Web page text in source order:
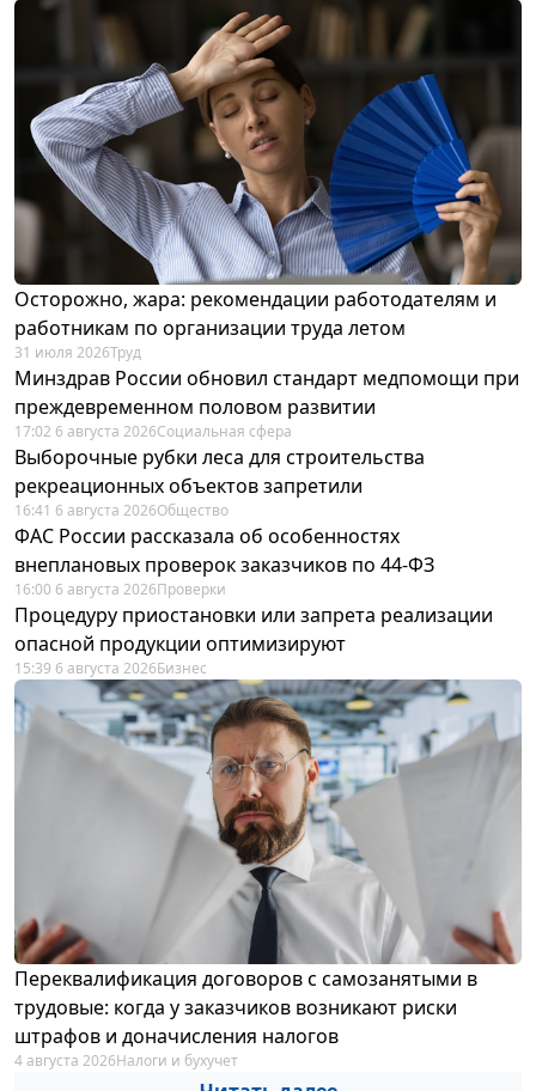
Осторожно, жара: рекомендации работодателям и
работникам по организации труда летом
31 июля 2026Труд
Минздрав России обновил стандарт медпомощи при
преждевременном половом развитии
17:02 6 августа 2026Социальная сфера
Выборочные рубки леса для строительства
рекреационных объектов запретили
16:41 6 августа 2026Общество
ФАС России рассказала об особенностях
внеплановых проверок заказчиков по 44-ФЗ
16:00 6 августа 2026Проверки
Процедуру приостановки или запрета реализации
опасной продукции оптимизируют
15:39 6 августа 2026Бизнес
Переквалификация договоров с самозанятыми в
трудовые: когда у заказчиков возникают риски
штрафов и доначисления налогов
4 августа 2026Налоги и бухучет